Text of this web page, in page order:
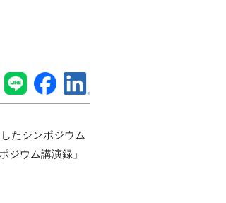
たシンポジウム
ジウム講演録」